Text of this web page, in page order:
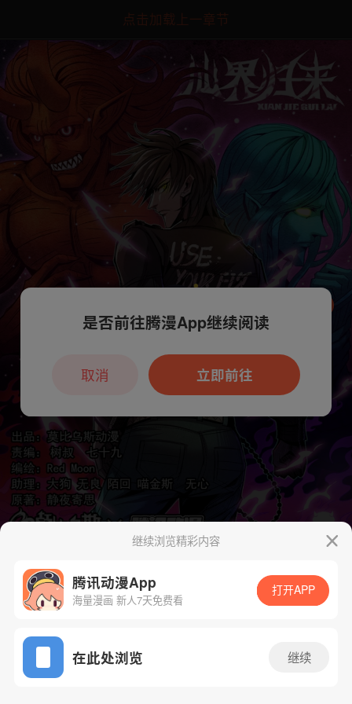
点击加载上一章节
App免费看
下一话 腾漫App免费看
继续浏览精彩内容
腾讯动漫App
海量漫画 新人7天免费看
打开APP
在此处浏览 继续
本章节仅支持App阅读，可打开App新用
户7天免费看
是否前往腾漫App继续阅读
立即前往
取消